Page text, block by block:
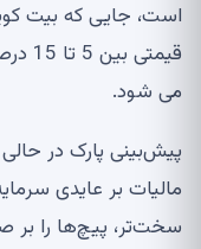
است، جایی که بیت
می شود.
پیش‌بینی پارک در
سخت‌تر، پیچ‌ها را